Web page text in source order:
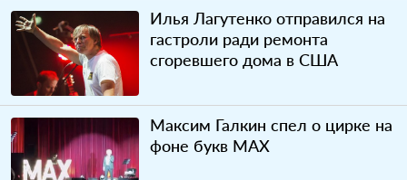
Илья Лагутенко отправился на
гастроли ради ремонта
сгоревшего дома в США
Максим Галкин спел о цирке на
фоне букв MAX